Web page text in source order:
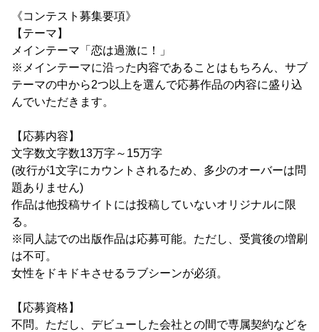
《コンテスト募集要項》
【テーマ】
メインテーマ「恋は過激に！」
※メインテーマに沿った内容であることはもちろん、サブ
テーマの中から2つ以上を選んで応募作品の内容に盛り込
んでいただきます。
【応募内容】
文字数文字数13万字～15万字
(改行が1文字にカウントされるため、多少のオーバーは問
題ありません)
作品は他投稿サイトには投稿していないオリジナルに限
る。
※同人誌での出版作品は応募可能。ただし、受賞後の増刷
は不可。
女性をドキドキさせるラブシーンが必須。
【応募資格】
不問。ただし、デビューした会社との間で専属契約などを